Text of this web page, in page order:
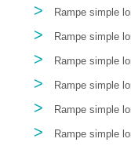
> Rampe simple
> Rampe simple
> Rampe simple
> Rampe simple
> Rampe simple
> Rampe simple